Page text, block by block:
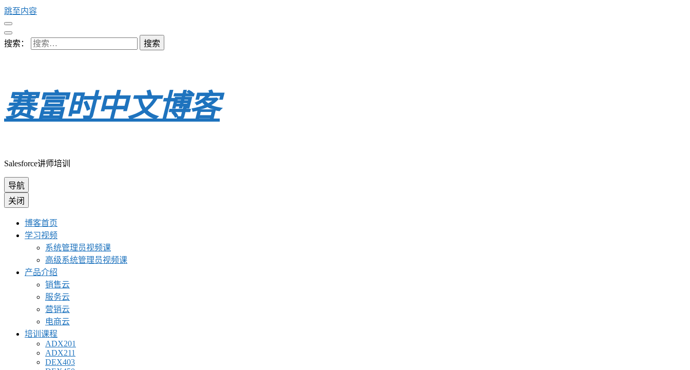
跳至内容
搜索：
赛富时中文博客
Salesforce讲师培训
导航
关闭
博客首页
学习视频
系统管理员视频课
高级系统管理员视频课
产品介绍
销售云
服务云
营销云
电商云
培训课程
ADX201
ADX211
DEX403